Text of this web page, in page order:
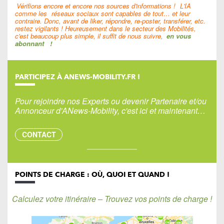
Vérifions encore et encore nos sources d'informations ! L'IA
comme les réseaux sociaux sont capables de tout… et leur
contraire. Donc, avant de liker, répondre, re-poster, transférer, etc.
restez vigilants ! Heureusement dans le secteur des Mobilités,
c'est beaucoup plus simple, il suffit de nous suivre, en vous
abonnant !
PARTICIPEZ À ANEWS-MOBILITY.FR !
Pour rejoindre nos Experts ou devenir Partenaire et/ou
Annonceur d'ANews-Mobility, c'est ici et maintenant…
CONTACT
POINTS DE CHARGE : OÙ, QUOI ET QUAND !
Calculez votre itinéraire – Trouvez vos points de charge !